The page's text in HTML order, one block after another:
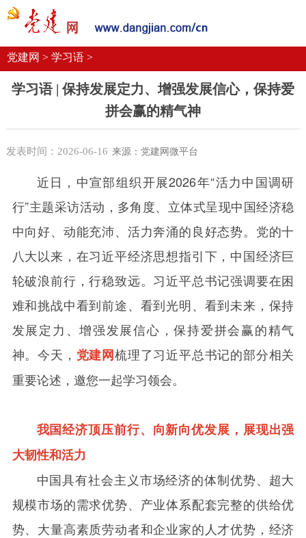
党建要闻
机关党建
校园党建 企业党建
党建网 > 学习语 >
学习语| 保持发展定力、增强发展信心，保持爱
拼会赢的精气神
发表时间：2026-06-16 来源：党建网微平台
近日，中宣部组织开展2026年“活力中国调研
行”主题采访活动，多角度、立体式呈现中国经济稳
中向好、动能充沛、活力奔涌的良好态势。党的十
八大以来，在习近平经济思想指引下，中国经济巨
轮破浪前行，行稳致远。习近平总书记强调要在困
难和挑战中看到前途、看到光明、看到未来，保持
发展定力、增强发展信心，保持爱拼会赢的精气
神。今天， 党建网梳理了习近平总书记的部分相关
重要论述，邀您一起学习领会。
我国经济顶压前行、向新向优发展，展现出强
大韧性和活力
中国具有社会主义市场经济的体制优势、超大
规模市场的需求优势、产业体系配套完整的供给优
势、大量高素质劳动者和企业家的人才优势，经济